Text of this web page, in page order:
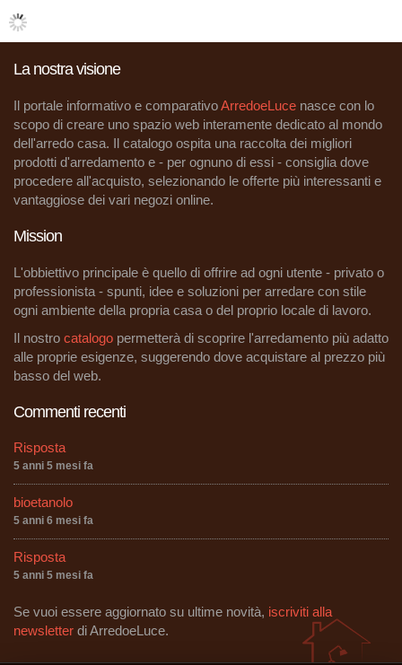
La nostra visione
Il portale informativo e comparativoArredoeLuce nasce con lo
scopo di creare uno spazio web interamente dedicato al mondo
dell'arredo casa. Il catalogo ospita una raccolta dei migliori
prodotti d'arredamento e - per ognuno di essi - consiglia dove
procedere all'acquisto, selezionando le offerte più interessanti e
vantaggiose dei vari negozi online.
Mission
L'obbiettivo principale è quello di offrire ad ogni utente - privato o
professionista - spunti, idee e soluzioni per arredare con stile
ogni ambiente della propria casa o del proprio locale di lavoro.
Il nostro catalogo permetterà di scoprire l'arredamento più adatto
alle proprie esigenze, suggerendo dove acquistare al prezzo più
basso del web.
Commenti recenti
Risposta
5 anni 5 mesi fa
bioetanolo
5 anni 6 mesi fa
Risposta
5 anni 5 mesi fa
Se vuoi essere aggiornato su ultime novità, iscriviti alla
newsletter di ArredoeLuce.